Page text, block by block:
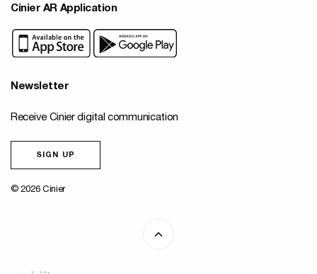
Cinier AR Application
Newsletter
Receive Cinier digital communication
SIGN UP
© 2026 Cinier